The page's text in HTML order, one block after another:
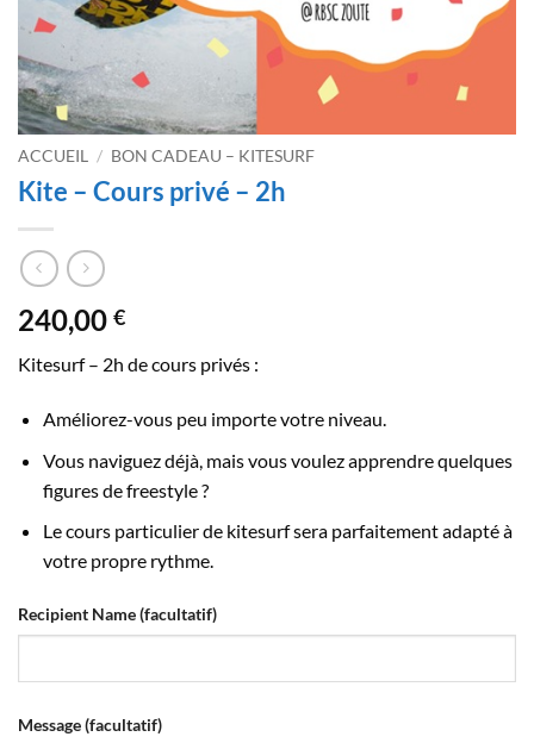
ACCUEIL / BON CADEAU – KITESURF
Kite – Cours privé – 2h
240,00 €
Kitesurf – 2h de cours privés :
Améliorez-vous peu importe votre niveau.
Vous naviguez déjà, mais vous voulez apprendre quelques
figures de freestyle ?
Le cours particulier de kitesurf sera parfaitement adapté à
votre propre rythme.
Recipient Name(facultatif)
Message(facultatif)